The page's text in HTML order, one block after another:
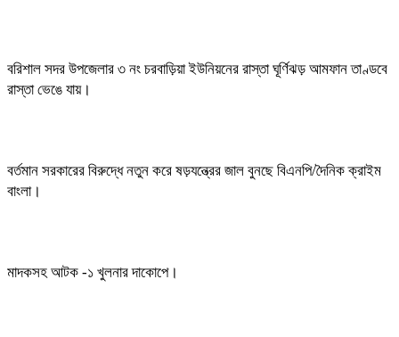
বরিশাল সদর উপজেলার ৩ নং চরবাড়িয়া ইউনিয়নের রাস্তা ঘূর্ণিঝড় আমফান তাণ্ডবে
রাস্তা ভেঙে যায়।
বর্তমান সরকারের বিরুদ্ধে নতুন করে ষড়যন্ত্রের জাল বুনছে বিএনপি/দৈনিক ক্রাইম
বাংলা।
মাদকসহ আটক -১ খুলনার দাকোপে।